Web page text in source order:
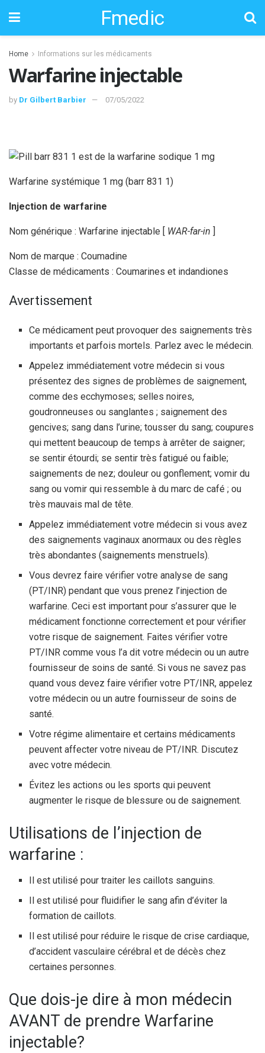
Fmedic
Home Informations sur les médicaments
Warfarine injectable
by Dr Gilbert Barbier 07/05/2022
Warfarine systémique 1 mg (barr 831 1)
Injection de warfarine
Nom générique : Warfarine injectable [ WAR-far-in ]
Nom de marque : Coumadine
Classe de médicaments : Coumarines et indandiones
Avertissement
Ce médicament peut provoquer des saignements très
importants et parfois mortels. Parlez avec le médecin.
Appelez immédiatement votre médecin si vous
présentez des signes de problèmes de saignement,
comme des ecchymoses; selles noires,
goudronneuses ou sanglantes ; saignement des
gencives; sang dans l’urine; tousser du sang; coupures
qui mettent beaucoup de temps à arrêter de saigner;
se sentir étourdi; se sentir très fatigué ou faible;
saignements de nez; douleur ou gonflement; vomir du
sang ou vomir qui ressemble à du marc de café ; ou
très mauvais mal de tête.
Appelez immédiatement votre médecin si vous avez
des saignements vaginaux anormaux ou des règles
très abondantes (saignements menstruels).
Vous devrez faire vérifier votre analyse de sang
(PT/INR) pendant que vous prenez l’injection de
warfarine. Ceci est important pour s’assurer que le
médicament fonctionne correctement et pour vérifier
votre risque de saignement. Faites vérifier votre
PT/INR comme vous l’a dit votre médecin ou un autre
fournisseur de soins de santé. Si vous ne savez pas
quand vous devez faire vérifier votre PT/INR, appelez
votre médecin ou un autre fournisseur de soins de
santé.
Votre régime alimentaire et certains médicaments
peuvent affecter votre niveau de PT/INR. Discutez
avec votre médecin.
Évitez les actions ou les sports qui peuvent
augmenter le risque de blessure ou de saignement.
Utilisations de l’injection de
warfarine :
Il est utilisé pour traiter les caillots sanguins.
Il est utilisé pour fluidifier le sang afin d’éviter la
formation de caillots.
Il est utilisé pour réduire le risque de crise cardiaque,
d’accident vasculaire cérébral et de décès chez
certaines personnes.
Que dois-je dire à mon médecin
AVANT de prendre Warfarine
injectable?